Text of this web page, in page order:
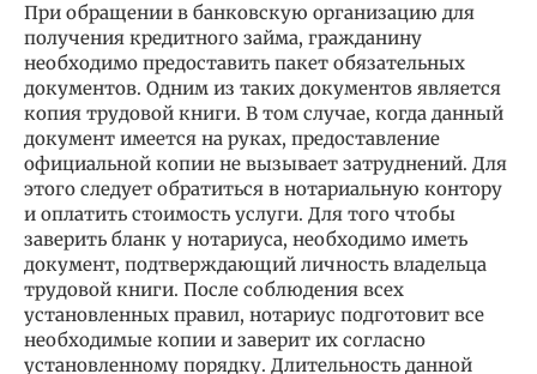
При обращении в банковскую организацию для
получения кредитного займа, гражданину
необходимо предоставить пакет обязательных
документов. Одним из таких документов является
копия трудовой книги. В том случае, когда данный
документ имеется на руках, предоставление
официальной копии не вызывает затруднений. Для
этого следует обратиться в нотариальную контору
и оплатить стоимость услуги. Для того чтобы
заверить бланк у нотариуса, необходимо иметь
документ, подтверждающий личность владельца
трудовой книги. После соблюдения всех
установленных правил, нотариус подготовит все
необходимые копии и заверит их согласно
установленному порядку. Длительность данной